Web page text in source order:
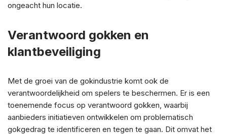
ongeacht hun locatie.
Verantwoord gokken en
klantbeveiliging
Met de groei van de gokindustrie komt ook de
verantwoordelijkheid om spelers te beschermen. Er is een
toenemende focus op verantwoord gokken, waarbij
aanbieders initiatieven ontwikkelen om problematisch
gokgedrag te identificeren en tegen te gaan. Dit omvat het